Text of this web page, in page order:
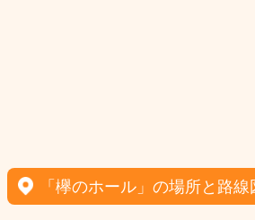
「欅のホール」の場所と路線